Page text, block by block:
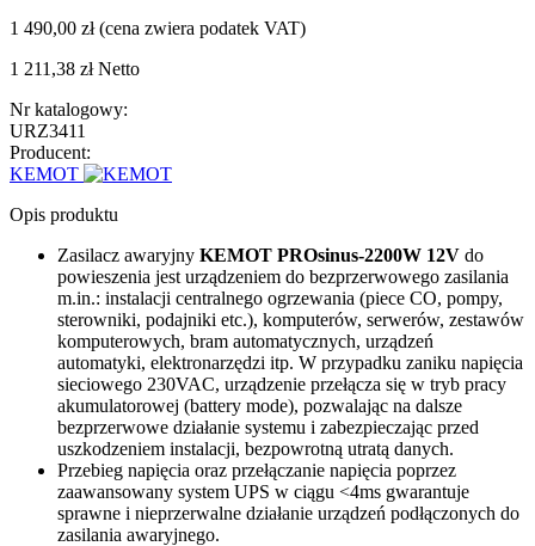
1 490,00 zł(cena zwiera podatek VAT)
1 211,38 złNetto
Nr katalogowy:
URZ3411
Producent:
KEMOT
Opis produktu
Zasilacz awaryjny KEMOT PROsinus-2200W 12V do
powieszenia jest urządzeniem do bezprzerwowego zasilania
m.in.: instalacji centralnego ogrzewania (piece CO, pompy,
sterowniki, podajniki etc.), komputerów, serwerów, zestawów
komputerowych, bram automatycznych, urządzeń
automatyki, elektronarzędzi itp. W przypadku zaniku napięcia
sieciowego 230VAC, urządzenie przełącza się w tryb pracy
akumulatorowej (battery mode), pozwalając na dalsze
bezprzerwowe działanie systemu i zabezpieczając przed
uszkodzeniem instalacji, bezpowrotną utratą danych.
Przebieg napięcia oraz przełączanie napięcia poprzez
zaawansowany system UPS w ciągu <4ms gwarantuje
sprawne i nieprzerwalne działanie urządzeń podłączonych do
zasilania awaryjnego.